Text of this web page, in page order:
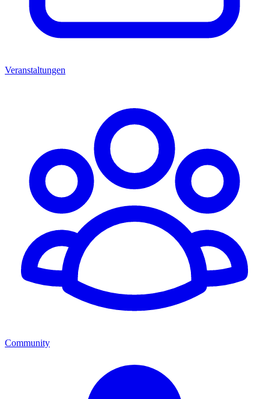
Veranstaltungen
Community